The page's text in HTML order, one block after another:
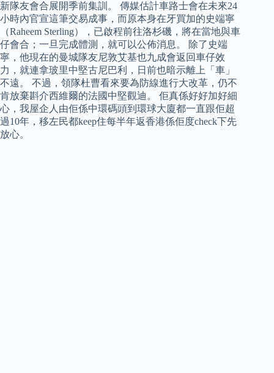
新隊友會合展開季前集訓。 傳媒估計車路士會在未來24
小時內官宣這筆交易成事，而原本身在牙買加的史端寧
（Raheem Sterling），已啟程前往洛杉磯，將在當地與車
仔會合；一旦完成體測，就可以公佈消息。 除了史端
寧，他現在的曼城隊友尼敦艾基也九成會返回車仔效
力，就連拿玻里中堅古尼巴利，日前也暗示離上「車」
不遠。 不過，領隊杜曹看來要為防線進行大改革，仍不
肯放棄斟介西維爾的法國中堅觀迪。 佢真係好好加好細
心，我屋企人由佢係中環碼頭到環球大廈都一直跟佢超
過10年，移左民都keep住每半年返香港係佢度check下先
放心。